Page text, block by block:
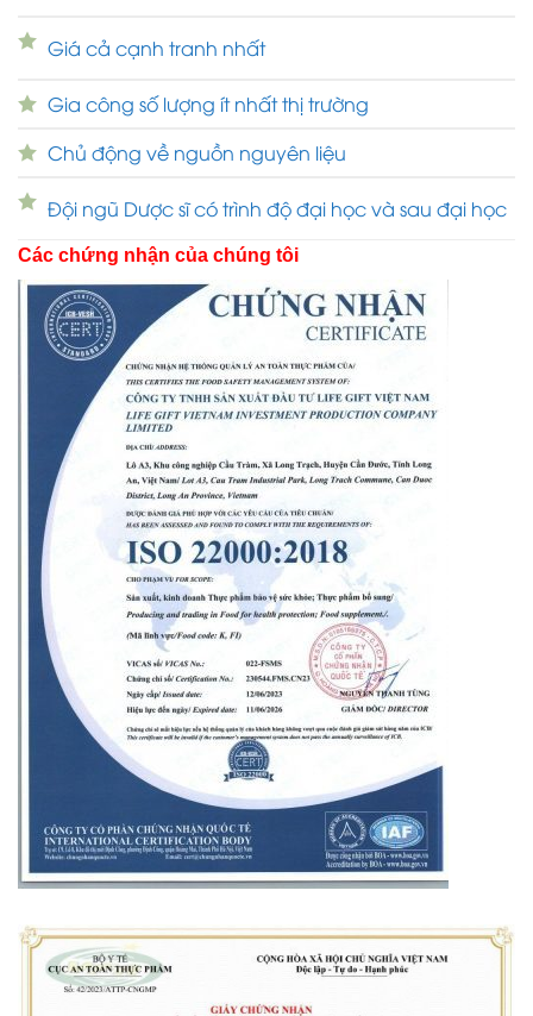
Giá cả cạnh tranh nhất
Gia công số lượng ít nhất thị trường
Chủ động về nguồn nguyên liệu
Đội ngũ Dược sĩ có trình độ đại học và sau đại học
Các chứng nhận của chúng tôi